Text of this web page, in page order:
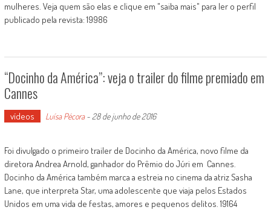
mulheres. Veja quem são elas e clique em "saiba mais" para ler o perfil
publicado pela revista: 19986
“Docinho da América”: veja o trailer do filme premiado em
Cannes
vídeos Luísa Pécora- 28 de junho de 2016
Foi divulgado o primeiro trailer de Docinho da América, novo filme da
diretora Andrea Arnold, ganhador do Prêmio do Júri em Cannes.
Docinho da América também marca a estreia no cinema da atriz Sasha
Lane, que interpreta Star, uma adolescente que viaja pelos Estados
Unidos em uma vida de festas, amores e pequenos delitos. 19164